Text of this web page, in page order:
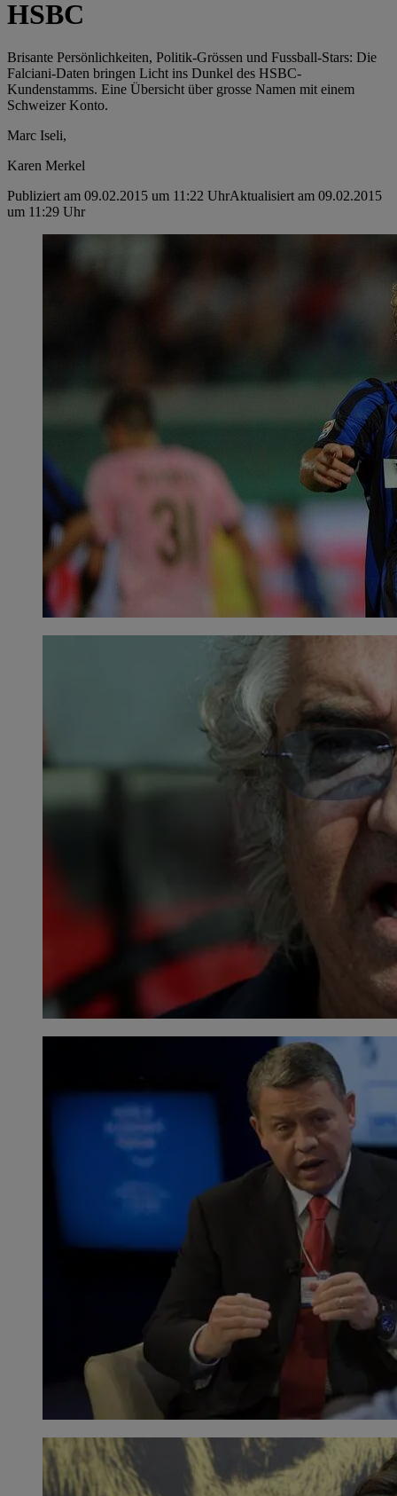
HSBC
Brisante Persönlichkeiten, Politik-Grössen und Fussball-Stars: Die
Falciani-Daten bringen Licht ins Dunkel des HSBC-
Kundenstamms. Eine Übersicht über grosse Namen mit einem
Schweizer Konto.
Marc Iseli,
Karen Merkel
Publiziert am 09.02.2015 um 11:22 UhrAktualisiert am 09.02.2015
um 11:29 Uhr